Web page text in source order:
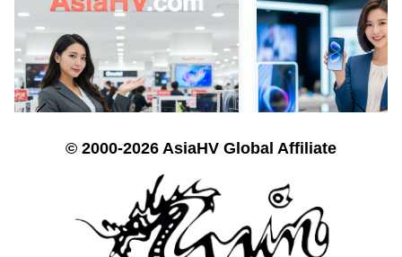
© 2000-2026 AsiaHV Global Affiliate